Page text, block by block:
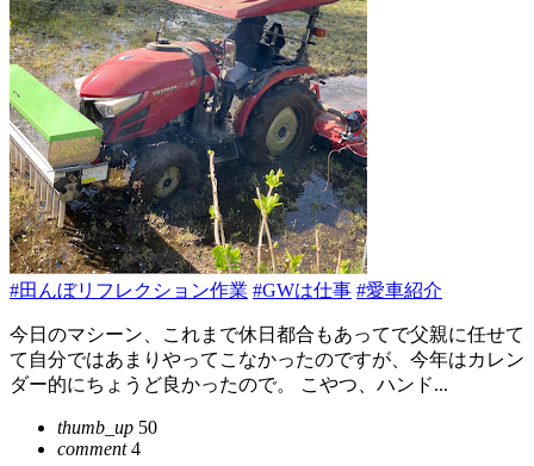
#田んぼリフレクション作業 #GWは仕事 #愛車紹介
今日のマシーン、これまで休日都合もあってで父親に任せて
て自分ではあまりやってこなかったのですが、今年はカレン
ダー的にちょうど良かったので。 こやつ、ハンド...
thumb_up 50
comment4